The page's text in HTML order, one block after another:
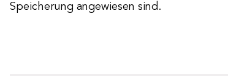
Speicherung angewiesen sind.